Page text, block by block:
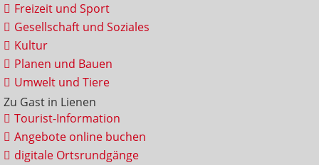
Freizeit und Sport
Gesellschaft und Soziales
Kultur
Planen und Bauen
Umwelt und Tiere
Zu Gast in Lienen
Tourist-Information
Angebote online buchen
digitale Ortsrundgänge